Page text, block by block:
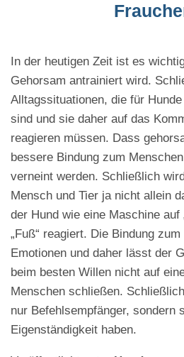
In der heutigen Zeit ist es
Gehorsam antrainiert wird.
Alltagssituationen, die für
sind und sie daher auf das
reagieren müssen. Dass
bessere Bindung zum
verneint werden. Schließlich
Mensch und Tier ja nicht allein
der Hund wie eine Maschine auf
„Fuß“ reagiert. Die Bindung
Emotionen und daher lässt der
beim besten Willen nicht auf
Menschen schließen.
nur Befehlsempfänger, sondern
Eigenständigkeit haben.